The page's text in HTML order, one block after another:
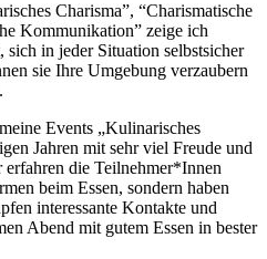
Charisma”, “Charismatische
Kommunikation” zeige ich
sich in jeder Situation selbstsicher
sie Ihre Umgebung verzaubern
Events „Kulinarisches
Jahren mit sehr viel Freude und
die Teilnehmer*Innen
beim Essen, sondern haben
interessante Kontakte und
Abend mit gutem Essen in bester